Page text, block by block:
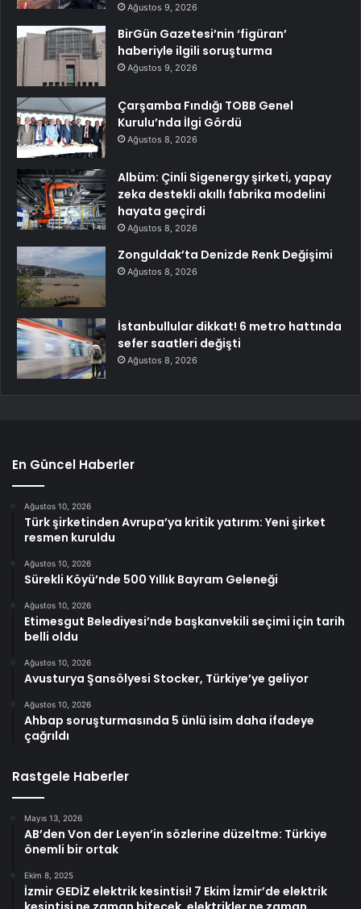
Ağustos 9, 2026
BirGün Gazetesi’nin ‘figüran’
haberiyle ilgili soruşturma
Ağustos 9, 2026
Çarşamba Fındığı TOBB Genel
Kurulu’nda İlgi Gördü
Ağustos 8, 2026
Albüm: Çinli Sigenergy şirketi, yapay
zeka destekli akıllı fabrika modelini
hayata geçirdi
Ağustos 8, 2026
Zonguldak’ta Denizde Renk Değişimi
Ağustos 8, 2026
İstanbullular dikkat! 6 metro hattında
sefer saatleri değişti
Ağustos 8, 2026
En Güncel Haberler
Ağustos 10, 2026
Türk şirketinden Avrupa’ya kritik yatırım: Yeni şirket
resmen kuruldu
Ağustos 10, 2026
Sürekli Köyü’nde 500 Yıllık Bayram Geleneği
Ağustos 10, 2026
Etimesgut Belediyesi’nde başkanvekili seçimi için tarih
belli oldu
Ağustos 10, 2026
Avusturya Şansölyesi Stocker, Türkiye’ye geliyor
Ağustos 10, 2026
Ahbap soruşturmasında 5 ünlü isim daha ifadeye
çağrıldı
Rastgele Haberler
Mayıs 13, 2026
AB’den Von der Leyen’in sözlerine düzeltme: Türkiye
önemli bir ortak
Ekim 8, 2025
İzmir GEDİZ elektrik kesintisi! 7 Ekim İzmir’de elektrik